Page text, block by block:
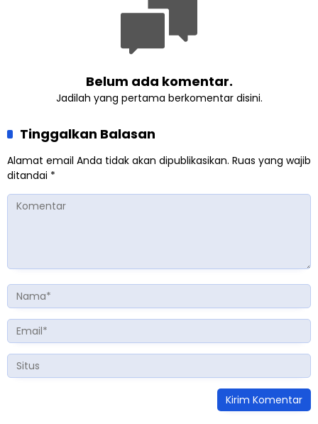
Belum ada komentar.
Jadilah yang pertama berkomentar disini.
Tinggalkan Balasan
Alamat email Anda tidak akan dipublikasikan. Ruas yang wajib
ditandai *